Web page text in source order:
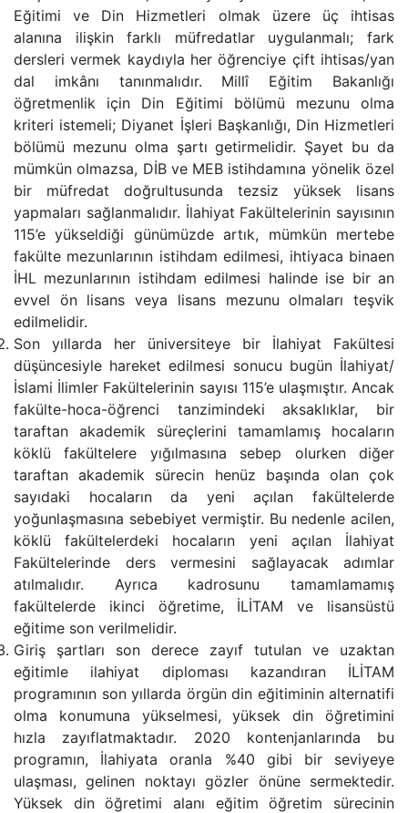
Eğitimi ve Din Hizmetleri olmak üzere üç ihtisas
alanına ilişkin farklı müfredatlar uygulanmalı; fark
dersleri vermek kaydıyla her öğrenciye çift ihtisas/yan
dal imkânı tanınmalıdır. Millî Eğitim Bakanlığı
öğretmenlik için Din Eğitimi bölümü mezunu olma
kriteri istemeli; Diyanet İşleri Başkanlığı, Din Hizmetleri
bölümü mezunu olma şartı getirmelidir. Şayet bu da
mümkün olmazsa, DİB ve MEB istihdamına yönelik özel
bir müfredat doğrultusunda tezsiz yüksek lisans
yapmaları sağlanmalıdır. İlahiyat Fakültelerinin sayısının
115’e yükseldiği günümüzde artık, mümkün mertebe
fakülte mezunlarının istihdam edilmesi, ihtiyaca binaen
İHL mezunlarının istihdam edilmesi halinde ise bir an
evvel ön lisans veya lisans mezunu olmaları teşvik
edilmelidir.
Son yıllarda her üniversiteye bir İlahiyat Fakültesi
düşüncesiyle hareket edilmesi sonucu bugün İlahiyat/
İslami İlimler Fakültelerinin sayısı 115’e ulaşmıştır. Ancak
fakülte-hoca-öğrenci tanzimindeki aksaklıklar, bir
taraftan akademik süreçlerini tamamlamış hocaların
köklü fakültelere yığılmasına sebep olurken diğer
taraftan akademik sürecin henüz başında olan çok
sayıdaki hocaların da yeni açılan fakültelerde
yoğunlaşmasına sebebiyet vermiştir. Bu nedenle acilen,
köklü fakültelerdeki hocaların yeni açılan İlahiyat
Fakültelerinde ders vermesini sağlayacak adımlar
atılmalıdır. Ayrıca kadrosunu tamamlamamış
fakültelerde ikinci öğretime, İLİTAM ve lisansüstü
eğitime son verilmelidir.
Giriş şartları son derece zayıf tutulan ve uzaktan
eğitimle ilahiyat diploması kazandıran İLİTAM
programının son yıllarda örgün din eğitiminin alternatifi
olma konumuna yükselmesi, yüksek din öğretimini
hızla zayıflatmaktadır. 2020 kontenjanlarında bu
programın, İlahiyata oranla %40 gibi bir seviyeye
ulaşması, gelinen noktayı gözler önüne sermektedir.
Yüksek din öğretimi alanı eğitim öğretim sürecinin